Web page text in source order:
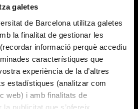
galetes
de Barcelona utilitza galetes
la finalitat de gestionar les
informació perquè accediu
característiques que
experiència de la d’altres
estadístiques (analitzar com
web) i amb finalitats de
publicitat que s’ofereix